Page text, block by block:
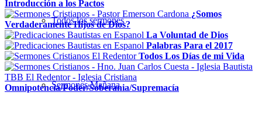
Todos los sermones
Sermones Mañana
Introducción a los Pactos
¿Somos
Verdaderamente Hijos de Dios?
La Voluntad de Dios
Palabras Para el 2017
Todos Los Días de mi Vida
Omnipotencia/Poder/Soberania/Supremacía